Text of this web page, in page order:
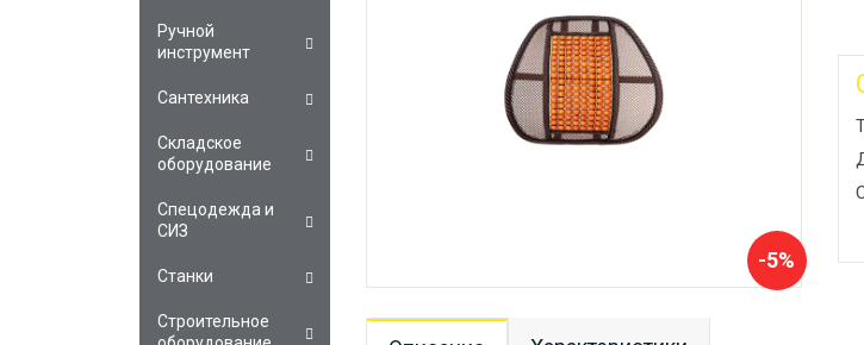
-5%
Ручной
инструмент
Сантехника
Складское
оборудование
Спецодежда и
СИЗ
Станки
Строительное